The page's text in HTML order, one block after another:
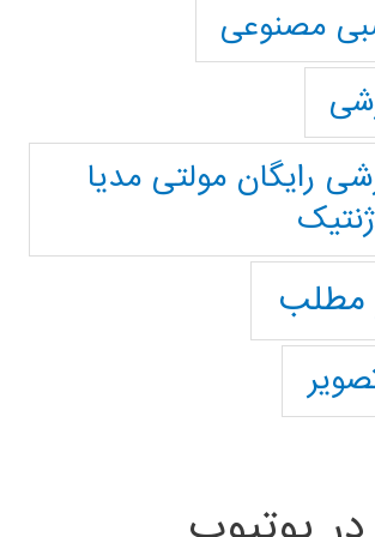
مصنوعی
رایگان مولتی مدیا
مطلب